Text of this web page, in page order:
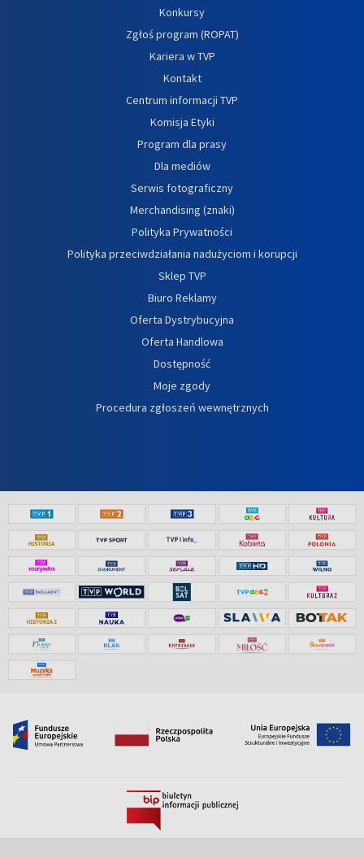
Konkursy
Zgłoś program (ROPAT)
Kariera w TVP
Kontakt
Centrum informacji TVP
Komisja Etyki
Program dla prasy
Dla mediów
Serwis fotograficzny
Merchandising (znaki)
Polityka Prywatności
Polityka przeciwdziałania nadużyciom i korupcji
Sklep TVP
Biuro Reklamy
Oferta Dystrybucyjna
Oferta Handlowa
Dostępność
Moje zgody
Procedura zgłoszeń wewnętrznych